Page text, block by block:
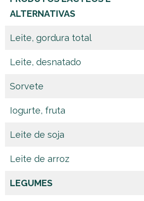
ALTERNATIVAS
Leite, gordura total
Leite, desnatado
Sorvete
Iogurte, fruta
Leite de soja
Leite de arroz
LEGUMES